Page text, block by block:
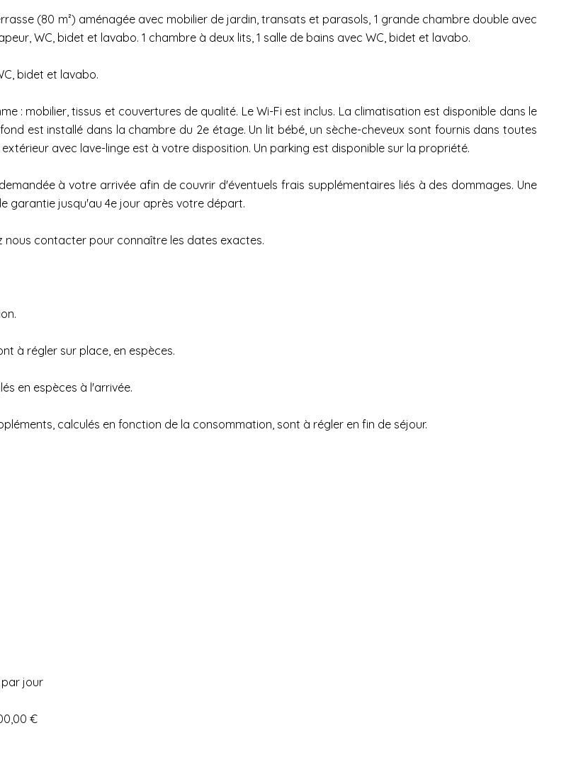
(80 m²) aménagée avec mobilier de jardin, transats et parasols, 1 grande chambre double avec
WC, bidet et lavabo. 1 chambre à deux lits, 1 salle de bains avec WC, bidet et lavabo.
bidet et lavabo.
: mobilier, tissus et couvertures de qualité. Le Wi-Fi est inclus. La climatisation est disponible dans le
est installé dans la chambre du 2e étage. Un lit bébé, un sèche-cheveux sont fournis dans toutes
avec lave-linge est à votre disposition. Un parking est disponible sur la propriété.
à votre arrivée afin de couvrir d'éventuels frais supplémentaires liés à des dommages. Une
garantie jusqu'au 4e jour après votre départ.
nous contacter pour connaître les dates exactes.
à régler sur place, en espèces.
en espèces à l'arrivée.
calculés en fonction de la consommation, sont à régler en fin de séjour.
jour
€